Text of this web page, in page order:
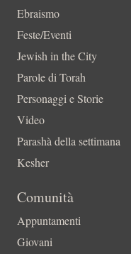
Ebraismo
Feste/Eventi
Jewish in the City
Parole di Torah
Personaggi e Storie
Video
Parashà della settimana
Kesher
Comunità
Appuntamenti
Giovani